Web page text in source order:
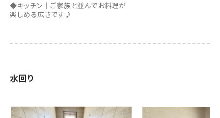
◆キッチン｜ご家族と並んでお料理が
楽しめる広さです♪
水回り